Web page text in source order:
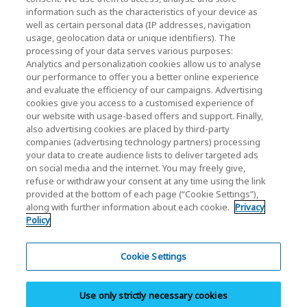
KIOXIA Holdings Corporation Home
Relations avec les investisseurs
Politique de confidentialité
Cookie Settings
Conditions générales
Marques déposées
Dispositif d’alerte
information such as the characteristics of your device as
well as certain personal data (IP addresses, navigation
usage, geolocation data or unique identifiers). The
processing of your data serves various purposes:
Analytics and personalization cookies allow us to analyse
our performance to offer you a better online experience
and evaluate the efficiency of our campaigns. Advertising
cookies give you access to a customised experience of
our website with usage-based offers and support. Finally,
also advertising cookies are placed by third-party
companies (advertising technology partners) processing
your data to create audience lists to deliver targeted ads
on social media and the internet. You may freely give,
refuse or withdraw your consent at any time using the link
provided at the bottom of each page (“Cookie Settings”),
along with further information about each cookie. Privacy
Policy
Cookie Settings
Use only strictly necessary cookies